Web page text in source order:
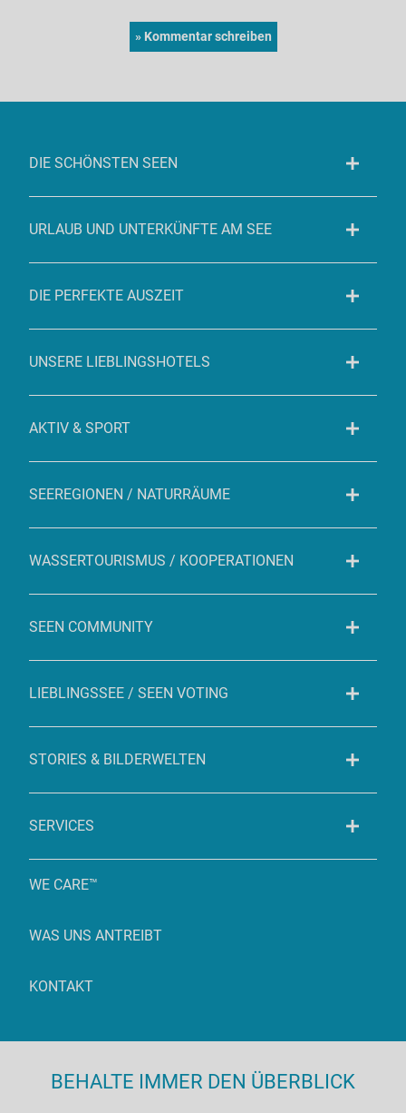
DIE SCHÖNSTEN SEEN
URLAUB UND UNTERKÜNFTE AM SEE
DIE PERFEKTE AUSZEIT
UNSERE LIEBLINGSHOTELS
AKTIV & SPORT
SEEREGIONEN / NATURRÄUME
WASSERTOURISMUS / KOOPERATIONEN
SEEN COMMUNITY
LIEBLINGSSEE / SEEN VOTING
STORIES & BILDERWELTEN
SERVICES
WE CARE™
WAS UNS ANTREIBT
KONTAKT
BEHALTE IMMER DEN ÜBERBLICK